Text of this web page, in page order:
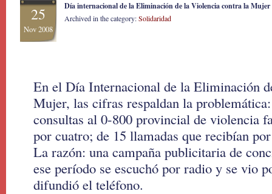
25
Nov 2008
Día internacional de la Eliminación de la Violencia contra la
Archived in the category:Solidaridad
En el Día Internacional de la Eliminación
Mujer, las cifras respaldan la
consultas al 0-800 provincial de violencia
por cuatro; de 15 llamadas que recibían
La razón: una campaña publicitaria de
ese período se escuchó por radio y se vio
difundió el teléfono.